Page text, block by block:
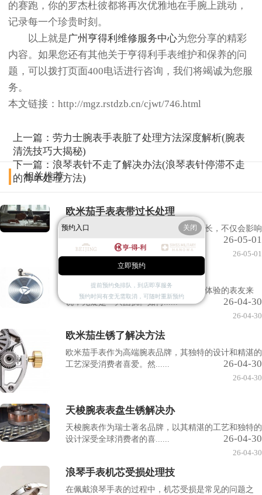
的赛跑，你的罗杰杜彼都将再次优雅地在手腕上跳动，
记录每一个珍贵时刻。
以上就是广州亨得利维修服务中心为您分享的精彩
内容。如果您还有其他关于亨得利手表维护和保养的问
题，可以拨打页面400电话进行咨询，我们将竭诚为您服
务。
本文链接：http://mgz.rstdzb.cn/cjwt/746.html
上一篇：劳力士腕表手表脏了处理方法深度解析(腕表
清洗技巧大揭秘)
下一篇：浪琴表针不走了解决办法(浪琴表针停滞不走
的简单处理方法)
相关推荐
欧米茄手表表带过长处理
在佩戴欧米茄手表时，如果发现表带过长，不仅会影响
26-05-01
26-05-01
天梭腕表表带过短如何解
天梭腕表表带过短，对于追求完美佩戴体验的表友来
说，无疑是一大困扰。如何......
26-04-30
26-04-30
欧米茄生锈了解决方法
欧米茄手表作为高端腕表品牌，其独特的设计和精湛的
工艺深受消费者喜爱。然......
26-04-30
26-04-30
天梭腕表表盘生锈解决办
天梭腕表作为瑞士著名品牌，以其精湛的工艺和独特的
设计深受全球消费者的喜......
26-04-30
26-04-30
浪琴手表机芯受损处理技
在佩戴浪琴手表的过程中，机芯受损是常见的问题之
预约入口 关闭
立即预约
提前预约免排队，到店即享服务
预约时间有变无需取消，可随时重新预约